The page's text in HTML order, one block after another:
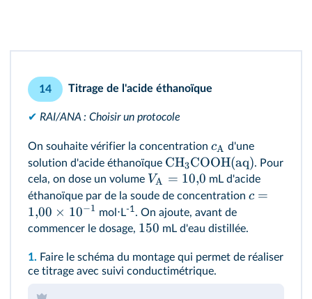
14 Titrage de l'acide éthanoïque
✔ RAI/ANA : Choisir un protocole
On souhaite vérifier la concentration cA d'une
solution d'acide éthanoïque CH3COOH(aq). Pour
cela, on dose un volume VA = 10,0 mL d'acide
éthanoïque par de la soude de concentration c =
1,00 × 10−1 mol⋅L-1. On ajoute, avant de
commencer le dosage, 150 mL d'eau distillée.
1. Faire le schéma du montage qui permet de réaliser
ce titrage avec suivi conductimétrique.